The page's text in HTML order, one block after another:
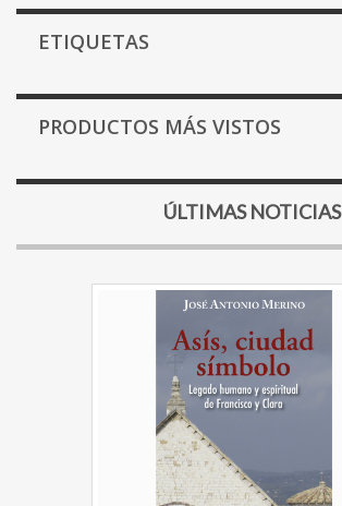
ETIQUETAS
PRODUCTOS MÁS VISTOS
ÚLTIMAS NOTICIAS